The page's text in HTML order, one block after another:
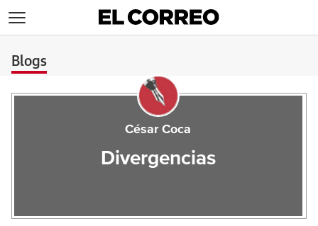
Blogs
César Coca
Divergencias